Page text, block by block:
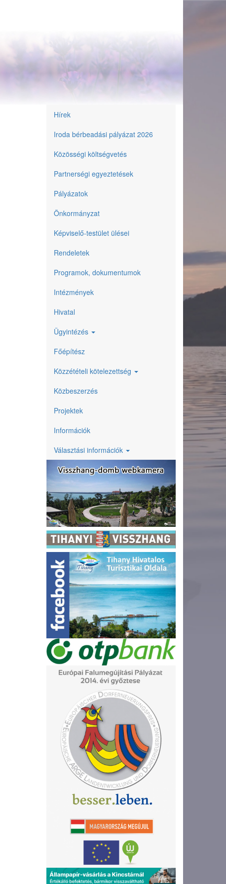
Önkormányzat
Hírek
Iroda bérbeadási pályázat 2026
Közösségi költségvetés
Partnerségi egyeztetések
Pályázatok
Önkormányzat
Képviselő-testület ülései
Rendeletek
Programok, dokumentumok
Intézmények
Hivatal
Ügyintézés
Főépítész
Közzétételi kötelezettség
Közbeszerzés
Projektek
Információk
Választási információk